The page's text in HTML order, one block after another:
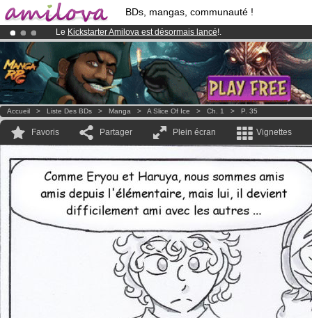
BDs, mangas, communauté !
Le Kickstarter Amilova est désormais lancé!.
Déjà 100000membreset 1000BDs & Mangas!
Abonnement premium: à partir de
3.95 eurospar mois !Clique ici
Accueil > Liste Des BDs > Manga > A Slice Of Ice > Ch. 1 > P. 35
Favoris Partager Plein écran Vignettes